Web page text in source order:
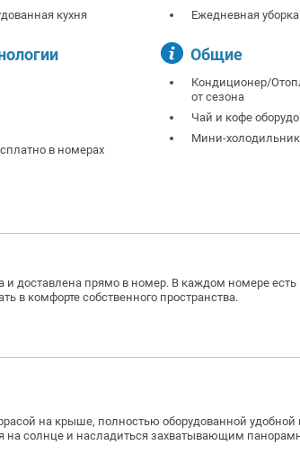
кухня
в номерах
Ежедневная уборка
Общие
Кондиционер/
от сезона
Чай и кофе
Мини-холодильник
доставлена ​​прямо в номер. В каждом номере
в комфорте собственного пространства.
на крыше, полностью оборудованной
на солнце и насладиться захватывающим